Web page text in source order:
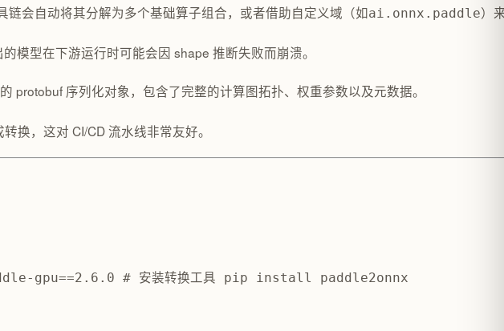
链会自动将其分解为多个基础算子组合，或者借助自定义域（如ai.onnx.paddle）
模型在下游运行时可能会因 shape 推断失败而崩溃。
protobuf 序列化对象，包含了完整的计算图拓扑、权重参数以及元数据。
换，这对 CI/CD 流水线非常友好。
gpu==2.6.0 # 安装转换工具 pip install paddle2onnx